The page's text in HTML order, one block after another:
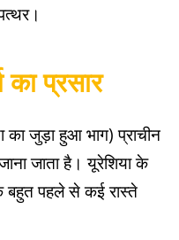
का प्रसार
का जुड़ा हुआ भाग) प्राचीन
जाता है। यूरेशिया के
पहले से कई रास्ते